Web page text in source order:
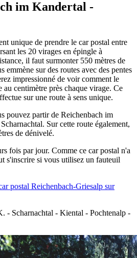
im Kandertal -
unique de prendre le car postal entre
les 20 virages en épingle à
il faut surmonter 550 mètres de
emmène sur des routes avec des pentes
impressionné de voir comment le
au centimètre près chaque virage. Ce
sur une route à sens unique.
pouvez partir de Reichenbach im
Sur cette route également,
de dénivelé.
fois par jour. Comme ce car postal n'a
s'inscrire si vous utilisez un fauteuil
postal Reichenbach-Griesalp sur
- Scharnachtal - Kiental - Pochtenalp -